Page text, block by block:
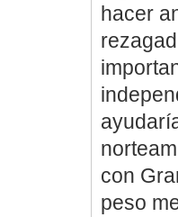
hacer
con
peso